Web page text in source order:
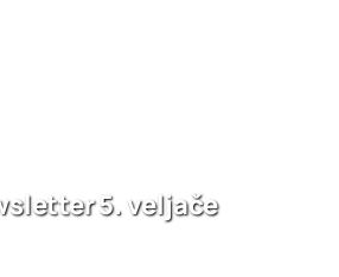
5. veljače